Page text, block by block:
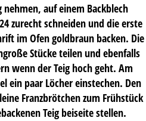
nehmen, auf einem Backblech
zurecht schneiden und die erste
im Ofen goldbraun backen. Die
Stücke teilen und ebenfalls
wenn der Teig hoch geht. Am
ein paar Löcher einstechen. Den
Franzbrötchen zum Frühstück
Teig beiseite stellen.